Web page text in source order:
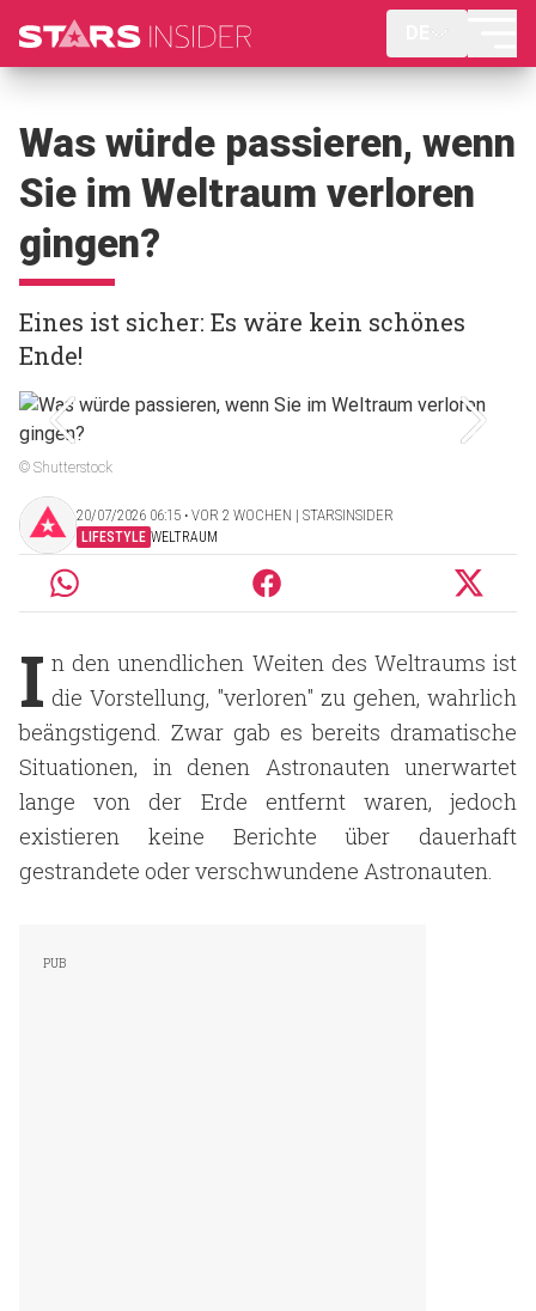
Was würde passieren, wenn
Sie im Weltraum verloren
gingen?
Eines ist sicher: Es wäre kein schönes
Ende!
© Shutterstock
20/07/2026 06:15 ‧ VOR 2 WOCHEN | STARSINSIDER
LIFESTYLE WELTRAUM
I n den unendlichen Weiten des Weltraums ist
die Vorstellung, "verloren" zu gehen, wahrlich
beängstigend. Zwar gab es bereits dramatische
Situationen, in denen Astronauten unerwartet
lange von der Erde entfernt waren, jedoch
existieren keine Berichte über dauerhaft
gestrandete oder verschwundene Astronauten.